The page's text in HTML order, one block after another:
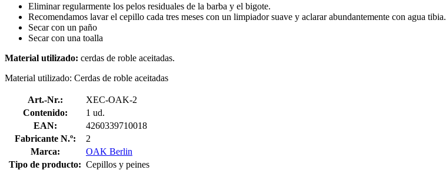
Eliminar regularmente los pelos residuales de la barba y el bigote.
Recomendamos lavar el cepillo cada tres meses con un limpiador suave y aclarar abundantemente con agua tibia.
Secar con un paño
Secar con una toalla
Material utilizado: cerdas de roble aceitadas.
Material utilizado: Cerdas de roble aceitadas
Art.-Nr.:
XEC-OAK-2
Contenido:
1 ud.
EAN:
4260339710018
Fabricante N.º:
2
Marca:
OAK Berlin
Tipo de producto: Cepillos y peines